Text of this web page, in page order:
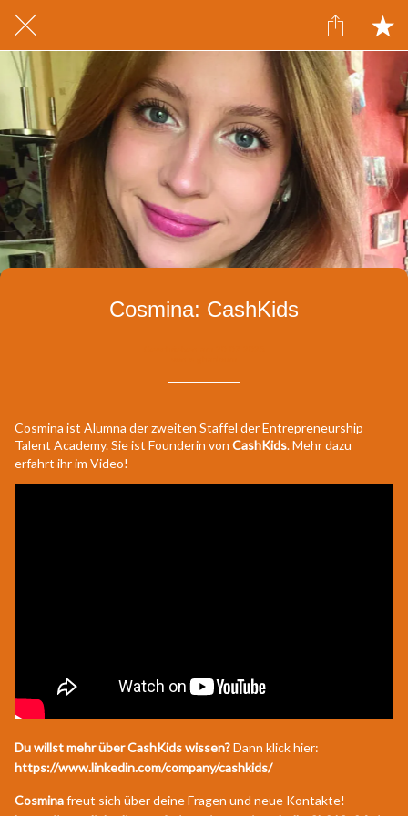
Cosmina: CashKids
Cosmina ist Alumna der zweiten Staffel der Entrepreneurship
Talent Academy. Sie ist Founderin von CashKids. Mehr dazu
erfahrt ihr im Video!
Du willst mehr überCashKids wissen?Dann klick hier:
https://www.linkedin.com/company/cashkids/
Cosminafreut sich über deine Fragen und neue Kontakte!